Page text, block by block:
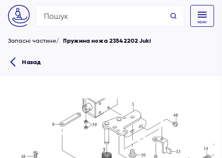
Search
for:
Запасні частини Пружина ножа 23542202 Juki
Назад